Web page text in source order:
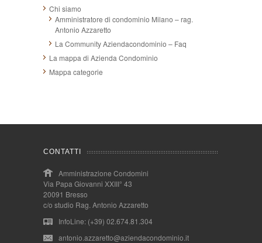
Chi siamo
Amministratore di condominio Milano – rag.
Antonio Azzaretto
La Community Aziendacondominio – Faq
La mappa di Azienda Condominio
Mappa categorie
CONTATTI
Amministrazione Condomini
Via Papa Giovanni XXIII° 43
20091 Bresso
c/o studio Rag. Antonio Azzaretto
InfoLine: (+39) 02.674.81.304
antonio.azzaretto@aziendacondominio.it